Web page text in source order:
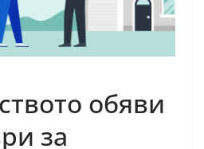
обяви
за